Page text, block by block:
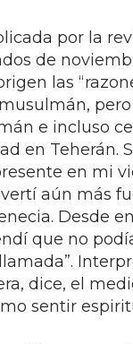
por la
de
las
e incluso
en Teherán.
en mi
aún más
Desde
que no
dice, el
sentir